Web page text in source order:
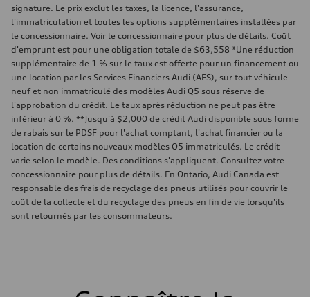
signature. Le prix exclut les taxes, la licence, l'assurance,
l'immatriculation et toutes les options supplémentaires installées par
le concessionnaire. Voir le concessionnaire pour plus de détails. Coût
d'emprunt est pour une obligation totale de $63,558 *Une réduction
supplémentaire de 1 % sur le taux est offerte pour un financement ou
une location par les Services Financiers Audi (AFS), sur tout véhicule
neuf et non immatriculé des modèles Audi Q5 sous réserve de
l'approbation du crédit. Le taux après réduction ne peut pas être
inférieur à 0 %. **Jusqu'à $2,000 de crédit Audi disponible sous forme
de rabais sur le PDSF pour l'achat comptant, l'achat financier ou la
location de certains nouveaux modèles Q5 immatriculés. Le crédit
varie selon le modèle. Des conditions s'appliquent. Consultez votre
concessionnaire pour plus de détails. En Ontario, Audi Canada est
responsable des frais de recyclage des pneus utilisés pour couvrir le
coût de la collecte et du recyclage des pneus en fin de vie lorsqu'ils
sont retournés par les consommateurs.